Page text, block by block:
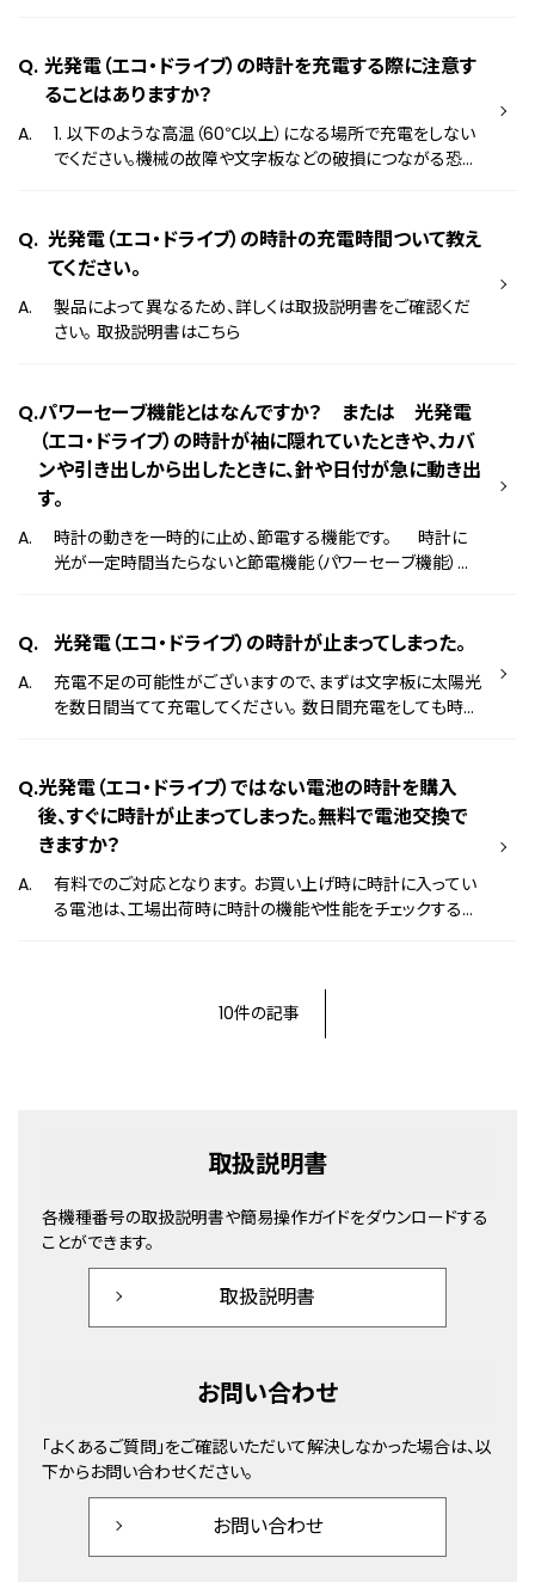
から50 cm以上離し、時計が高温にならないように注意して
ください。 2. 車のダッシュボード上など、日光が直接当た
光発電（エコ・ドライブ）の時計を充電する際に注意す
ることはありますか？
1. 以下のような高温（60℃以上）になる場所で充電をしない
でください。機械の故障や文字板などの破損につながる恐れ
空間 2. バンドが革素材の場合は、バンド部分を布で覆っ
てください。直射日光が当たると革バンドの劣化につながる
恐れがございます。
光発電（エコ・ドライブ）の時計の充電時間ついて教え
てください。
製品によって異なるため、詳しくは取扱説明書をご確認くだ
さい。 取扱説明書はこちら
パワーセーブ機能とはなんですか？ または 光発電
（エコ・ドライブ）の時計が袖に隠れていたときや、カバ
ンや引き出しから出したときに、針や日付が急に動き出
す。
時計の動きを一時的に止め、節電する機能です。 時計に
光が一定時間当たらないと節電機能（パワーセーブ機能）が
め、時計が袖に隠れていたときや、カバンや引き出しから出し
光発電（エコ・ドライブ）の時計が止まってしまった。
充電不足の可能性がございますので、まずは文字板に太陽光
を数日間当てて充電してください。 数日間充電をしても時計
は長袖で時計が隠れてしまうため、太陽光が当たりにくくな
ります。日照時間も短いため、夏よりも太陽光に当てることを
心がけてください。 ※充電が完了する時間は製品によって異
なります。詳しくは取扱説明書をご確認ください。 取扱説明
書はこちら
光発電（エコ・ドライブ）ではない電池の時計を購入
後、すぐに時計が止まってしまった。無料で電池交換で
きますか？
有料でのご対応となります。 お買い上げ時に時計に入ってい
る電池は、工場出荷時に時計の機能や性能をチェックする為
早く時計が止まってしまう場合がございます。
10件の記事
取扱説明書
各機種番号の取扱説明書や簡易操作ガイドをダウンロードする
ことができます。
取扱説明書
お問い合わせ
「よくあるご質問」をご確認いただいて解決しなかった場合は、以
下からお問い合わせください。
お問い合わせ